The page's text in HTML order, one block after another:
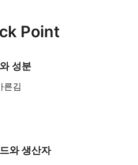
Point
성분
른김
와 생산자